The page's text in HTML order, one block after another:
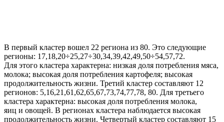
В первый кластер вошел 22 региона из 80. Это следующие
регионы: 17,18,20÷25,27÷30,34,39,42,49,50÷54,57,72.
Для этого кластера характерна: низкая доля потребления мяса,
молока; высокая доля потребления картофеля; высокая
продолжительность жизни. Третий кластер составляют 12
регионов: 5,16,21,61,62,65,67,73,74,77,78, 80. Для третьего
кластера характерна: высокая доля потребления молока,
яиц и овощей. В регионах кластера наблюдается высокая
продолжительность жизни. Четвертый кластер составляют 15